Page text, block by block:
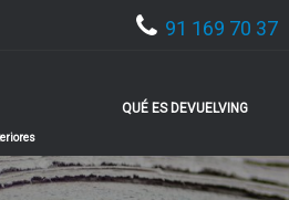
91 169 70 37
QUÉ ES DEVUELVING